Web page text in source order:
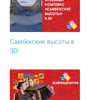
Самбекские высоты в
3D